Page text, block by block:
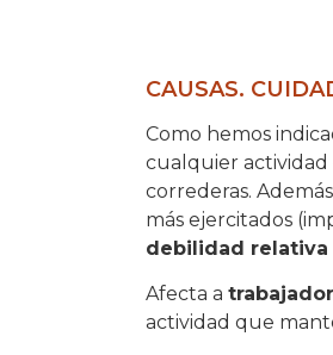
CAUSAS.
Como hemos
cualquier
correderas.
más ejercitados
debilidad relativa
Afecta a
actividad que